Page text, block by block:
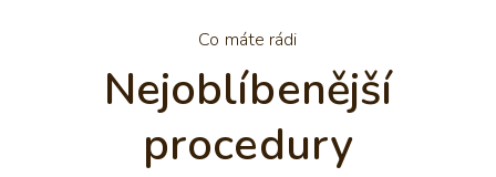
Co máte rádi
Nejoblíbenější
procedury